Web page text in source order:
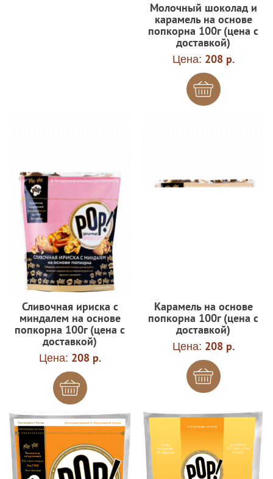
Молочный шоколад и
карамель на основе
попкорна 100г (цена с
доставкой)
Цена: 208 р.
Сливочная ириска с
миндалем на основе
попкорна 100г (цена с
доставкой)
Цена: 208 р.
Карамель на основе
попкорна 100г (цена с
доставкой)
Цена: 208 р.